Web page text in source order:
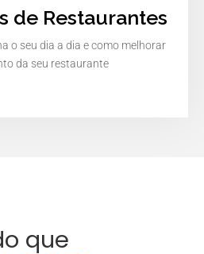
de Restaurantes
o seu dia a dia e como melhorar
da seu restaurante
que